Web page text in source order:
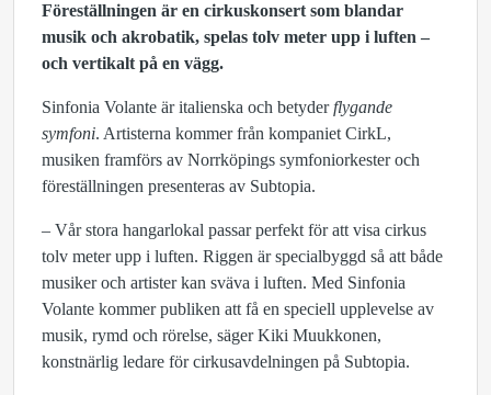
Föreställningen är en cirkuskonsert som blandar
musik och akrobatik, spelas tolv meter upp i luften ­–
och vertikalt på en vägg.
Sinfonia Volante är italienska och betyderflygande
symfoni. Artisterna kommer från kompaniet CirkL,
musiken framförs av Norrköpings symfoniorkester och
föreställningen presenteras av Subtopia.
– Vår stora hangarlokal passar perfekt för att visa cirkus
tolv meter upp i luften. Riggen är specialbyggd så att både
musiker och artister kan sväva i luften. Med Sinfonia
Volante kommer publiken att få en speciell upplevelse av
musik, rymd och rörelse, säger Kiki Muukkonen,
konstnärlig ledare för cirkusavdelningen på Subtopia.